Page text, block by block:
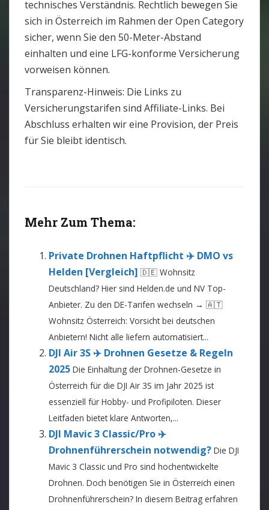
technisches Verständnis. Rechtlich bewegen Sie
sich in Österreich im Rahmen der Open Category
sicher, wenn Sie den 50-Meter-Abstand
einhalten und eine LFG-konforme Versicherung
vorweisen können.
Transparenz-Hinweis: Die Links zu
Versicherungstarifen sind Affiliate-Links. Bei
Abschluss erhalten wir eine Provision, der Preis
für Sie bleibt identisch.
Mehr Zum Thema:
Private Drohnen Haftpflicht ✈️ DMO vs
Helden [Vergleich] 🇩🇪 Wohnsitz
Deutschland? Hier sind Helden.de und NV Top-
Anbieter. Zu den DE-Tarifen wechseln → 🇦🇹
Wohnsitz Österreich: Vorsicht bei deutschen
Anbietern! Nicht alle liefern automatisiert...
DJI Air 3S ✈️ Drohnen Gesetze & Regeln
2025 Die Einhaltung der Drohnen-Gesetze in
Österreich für die DJI Air 3S im Jahr 2025 ist
essenziell für Hobby- und Profipiloten. Dieser
Leitfaden bietet klare Antworten,...
DJI Mavic 3 Classic/Pro ✈️
Drohnenführerschein notwendig? Die DJI
Mavic 3 Classic und Pro sind hochentwickelte
Drohnen. Doch benötigen Sie in Österreich einen
Drohnenführerschein? In diesem Beitrag erfahren